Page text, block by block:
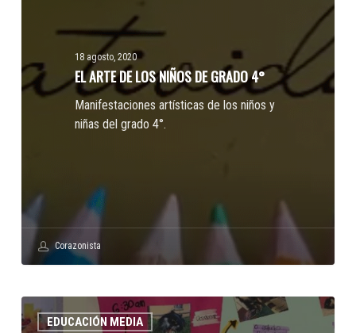
GRADO
4°
18 agosto, 2020
EL ARTE DE LOS NIÑOS DE GRADO 4°
Manifestaciones artísticas de los niños y
niñas del grado 4°.
Corazonista
EDUCACIÓN MEDIA
El
compromiso